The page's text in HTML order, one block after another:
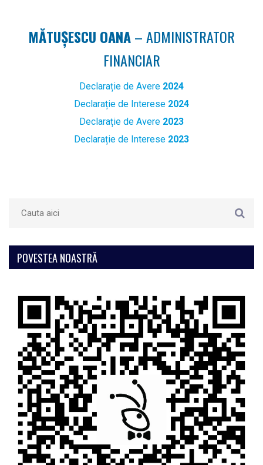
MĂTUȘESCU OANA– ADMINISTRATOR
FINANCIAR
Declarație de Avere 2024
Declarație de Interese 2024
Declarație de Avere 2023
Declarație de Interese 2023
POVESTEA NOASTRĂ